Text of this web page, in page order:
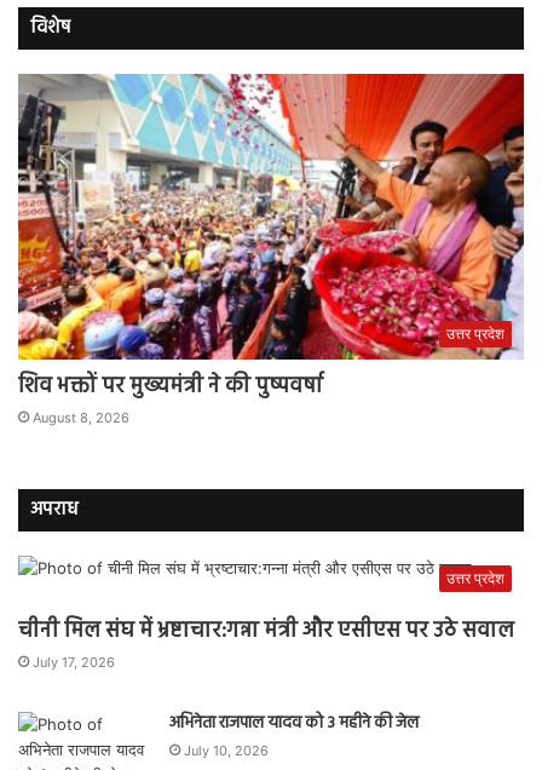
विशेष
उत्तर प्रदेश
शिव भक्तों पर मुख्यमंत्री ने की पुष्पवर्षा
August 8, 2026
अपराध
उत्तर प्रदेश
चीनी मिल संघ में भ्रष्टाचार:गन्ना मंत्री और एसीएस पर उठे सवाल
July 17, 2026
अभिनेता राजपाल यादव को 3 महीने की जेल
July 10, 2026